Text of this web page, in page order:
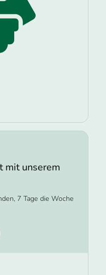
mit unserem
7 Tage die Woche